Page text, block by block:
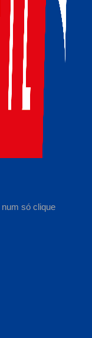
num só clique